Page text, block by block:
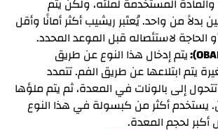
بدلاً من واحد. يُعتَبر ريشيب أكثر أمانًا وأقل
الحاجة لاستئصاله قبل الموعد المحدد.
يتم إدخال هذا النوع عن طريق
يتم ابتلاعها عن طريق الفم. تتمدد
إلى بالونات في المعدة، ثم يتم ملؤها
يستخدم أكثر من كبسولة في هذا النوع
أكبر لحجم المعدة.